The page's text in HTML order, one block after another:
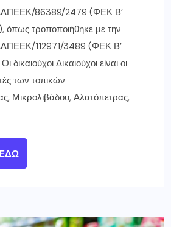
86389/2479 (ΦΕΚ Β’
τροποποιήθηκε με την
112971/3489 (ΦΕΚ Β’
Δικαιούχοι είναι οι
των τοπικών
Μικρολιβάδου, Αλατόπετρας,